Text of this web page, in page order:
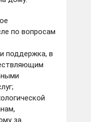
по вопросам
поддержка, в
за